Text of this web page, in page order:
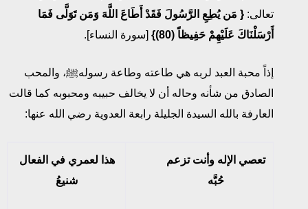
تعالى: { مَن يُطِعِ الرَّسُولَ فَقَدْ أَطَاعَ اللَّهَ وَمَن تَوَلَّى فَمَا
أَرْسَلْنَاكَ عَلَيْهِمْ حَفِيظاً (80)
} [سورة النساء].
إذاً محبة العبد لربه هي طاعته وطاعة رسولهﷺ، والمحب
الصادق من شأنه وحاله أن لا يخالف حبيبه ومحبوبه كما قالت
العارفة بالله السيدة الجليلة رابعة العدوية رضي الله عنها:
تعصي الإله وأنت تزعم
حُبَّه
هذا لعمري في الفعال
شنيعُ